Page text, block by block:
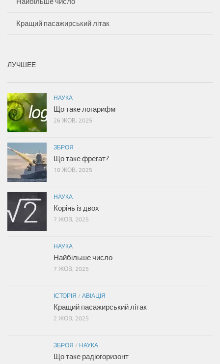
Кращий пасажирський літак
ЛУЧШЕЕ
НАУКА
Що таке логарифм
26 ЖОВ, 2025
ЗБРОЯ
Що таке фрегат?
10 ЖОВ, 2025
НАУКА
Корінь із двох
7 ЖОВ, 2025
НАУКА
Найбільше число
7 ЖОВ, 2025
ІСТОРІЯ / АВІАЦІЯ
Кращий пасажирський літак
2 ЖОВ, 2025
ЗБРОЯ / НАУКА
Що таке радіогоризонт